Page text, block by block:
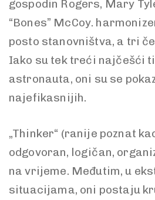
gospodin Rogers, Mary
“Bones” McCoy.
posto stanovništva, a tri
Iako su tek treći najčešći
astronauta, oni su se
najefikasnijih.
„Thinker“ (ranije poznat
odgovoran, logičan,
na vrijeme. Međutim, u
situacijama, oni postaju